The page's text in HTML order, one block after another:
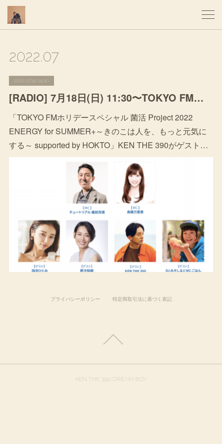
2022.07
2022.07.14 04:40
[RADIO] 7月18日(日) 11:30〜TOKYO FM「ホリデースペシャル 菌活 Project 2022 ENERGY for SUMMER+ supported by HOKTO 」
「TOKYO FMホリデースペシャル 菌活 Project 2022
ENERGY for SUMMER+～きのこは人を、もっと元気に
する～ supported by HOKTO」KEN THE 390がゲスト…
プライバシーポリシー 特定商取引法に基づく表記
KEN THE 390 DREAM BOY